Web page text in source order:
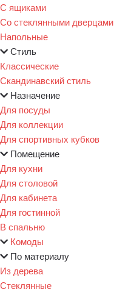
С ящиками
Со стеклянными дверцами
Напольные
Стиль
Классические
Скандинавский стиль
Назначение
Для посуды
Для коллекции
Для спортивных кубков
Помещение
Для кухни
Для столовой
Для кабинета
Для гостинной
В спальню
Комоды
По материалу
Из дерева
Стеклянные